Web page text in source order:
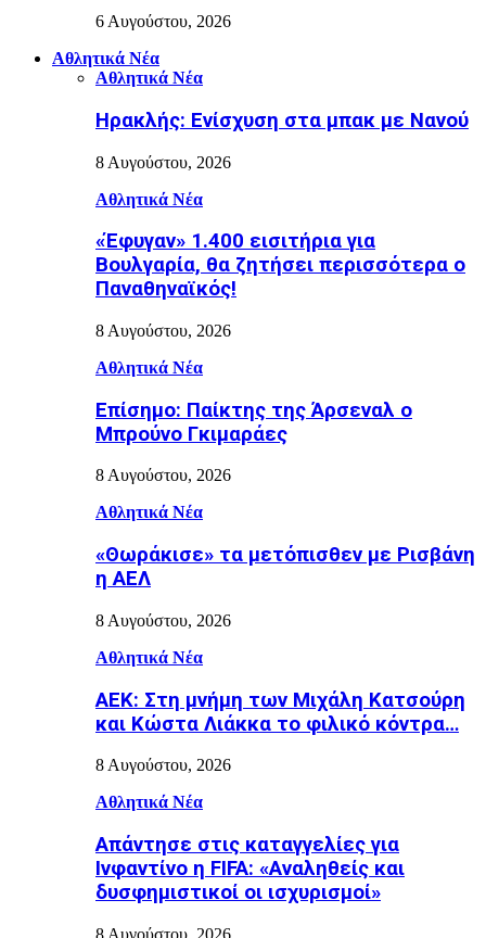
6 Αυγούστου, 2026
Αθλητικά Νέα
Αθλητικά Νέα
Ηρακλής: Ενίσχυση στα μπακ με Νανού
8 Αυγούστου, 2026
Αθλητικά Νέα
«Έφυγαν» 1.400 εισιτήρια για
Βουλγαρία, θα ζητήσει περισσότερα ο
Παναθηναϊκός!
8 Αυγούστου, 2026
Αθλητικά Νέα
Επίσημο: Παίκτης της Άρσεναλ ο
Μπρούνο Γκιμαράες
8 Αυγούστου, 2026
Αθλητικά Νέα
«Θωράκισε» τα μετόπισθεν με Ρισβάνη
η ΑΕΛ
8 Αυγούστου, 2026
Αθλητικά Νέα
ΑΕΚ: Στη μνήμη των Μιχάλη Κατσούρη
και Κώστα Λιάκκα το φιλικό κόντρα…
8 Αυγούστου, 2026
Αθλητικά Νέα
Απάντησε στις καταγγελίες για
Ινφαντίνο η FIFA: «Αναληθείς και
δυσφημιστικοί οι ισχυρισμοί»
8 Αυγούστου, 2026